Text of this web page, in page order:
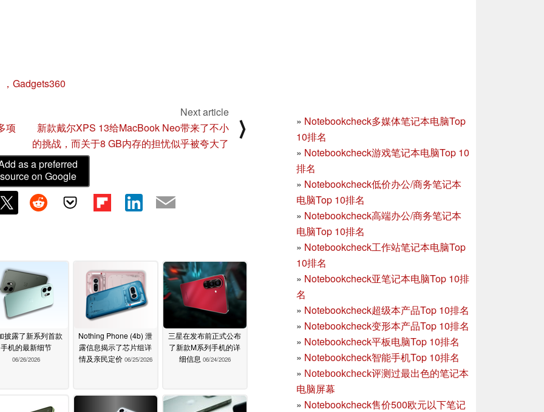
，Gadgets360
» Notebookcheck多媒体笔记本电脑Top
10排名
» Notebookcheck游戏笔记本电脑Top 10
排名
» Notebookcheck低价办公/商务笔记本
电脑Top 10排名
» Notebookcheck高端办公/商务笔记本
电脑Top 10排名
» Notebookcheck工作站笔记本电脑Top
10排名
» Notebookcheck亚笔记本电脑Top 10排
名
» Notebookcheck超级本产品Top 10排名
» Notebookcheck变形本产品Top 10排名
» Notebookcheck平板电脑Top 10排名
» Notebookcheck智能手机Top 10排名
» Notebookcheck评测过最出色的笔记本
电脑屏幕
» Notebookcheck售价500欧元以下笔记
项
Next article
新款戴尔XPS 13给MacBook Neo带来了不小
的挑战，而关于8 GB内存的担忧似乎被夸大了
⟩
as a preferred
source on Google
披露了新系列首款
手机的最新细节
06/26/2026
Nothing Phone (4b) 泄
露信息揭示了芯片组详
情及亲民定价 06/25/2026
三星在发布前正式公布
了新款M系列手机的详
细信息 06/24/2026